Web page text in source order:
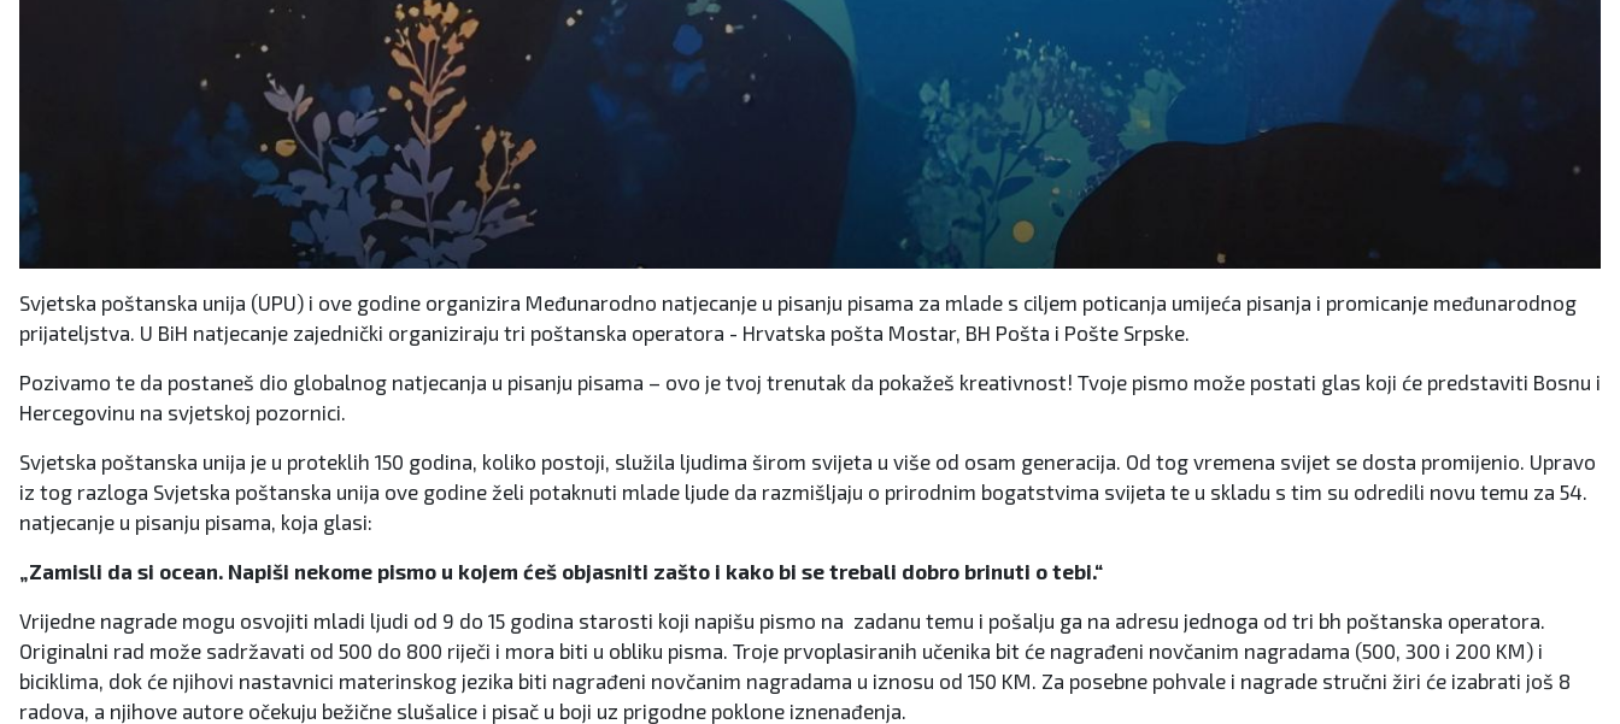
Svjetska poštanska unija (UPU) i ove godine organizira Međunarodno natjecanje u pisanju pisama za mlade s ciljem poticanja umijeća pisanja i promicanje međunarodnog
prijateljstva. U BiH natjecanje zajednički organiziraju tri poštanska operatora - Hrvatska pošta Mostar, BH Pošta i Pošte Srpske.
Pozivamo te da postaneš dio globalnog natjecanja u pisanju pisama – ovo je tvoj trenutak da pokažeš kreativnost! Tvoje pismo može postati glas koji će predstaviti Bosnu i
Hercegovinu na svjetskoj pozornici.
Svjetska poštanska unija je u proteklih 150 godina, koliko postoji, služila ljudima širom svijeta u više od osam generacija. Od tog vremena svijet se dosta promijenio. Upravo
iz tog razloga Svjetska poštanska unija ove godine želi potaknuti mlade ljude da razmišljaju o prirodnim bogatstvima svijeta te u skladu s tim su odredili novu temu za 54.
natjecanje u pisanju pisama, koja glasi:
Zamisli da si ocean. Napiši nekome pismo u kojem ćeš objasniti zašto i kako bi se trebali dobro brinuti o tebi.“
Vrijedne nagrade mogu osvojiti mladi ljudi od 9 do 15 godina starosti koji napišu pismo na zadanu temu i pošalju ga na adresu jednoga od tri bh poštanska operatora.
Originalni rad može sadržavati od 500 do 800 riječi i mora biti u obliku pisma. Troje prvoplasiranih učenika bit će nagrađeni novčanim nagradama (500, 300 i 200 KM) i
biciklima, dok će njihovi nastavnici materinskog jezika biti nagrađeni novčanim nagradama u iznosu od 150 KM. Za posebne pohvale i nagrade stručni žiri će izabrati još 8
radova, a njihove autore očekuju bežične slušalice i pisač u boji uz prigodne poklone iznenađenja.